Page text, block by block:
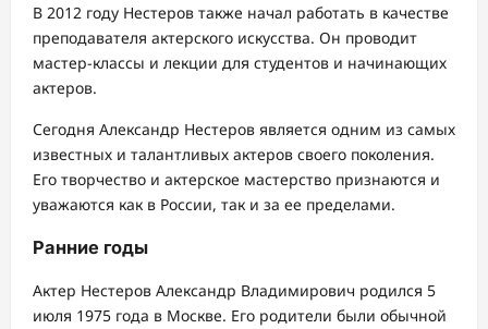
В 2012 году Нестеров также начал работать в качестве
преподавателя актерского искусства. Он проводит
мастер-классы и лекции для студентов и начинающих
актеров.
Сегодня Александр Нестеров является одним из самых
известных и талантливых актеров своего поколения.
Его творчество и актерское мастерство признаются и
уважаются как в России, так и за ее пределами.
Ранние годы
Актер Нестеров Александр Владимирович родился 5
июля 1975 года в Москве. Его родители были обычной